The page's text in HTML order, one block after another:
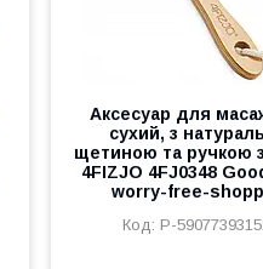
Аксесуар для
сухий, з
щетиною та ручкою
4FIZJO 4FJ0348
worry-free-
P-